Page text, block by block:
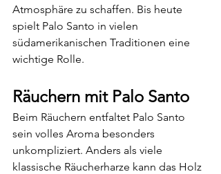
Atmosphäre zu schaffen. Bis heute
spielt Palo Santo in vielen
südamerikanischen Traditionen eine
wichtige Rolle.
Räuchern mit Palo Santo
Beim Räuchern entfaltet Palo Santo
sein volles Aroma besonders
unkompliziert. Anders als viele
klassische Räucherharze kann das Holz